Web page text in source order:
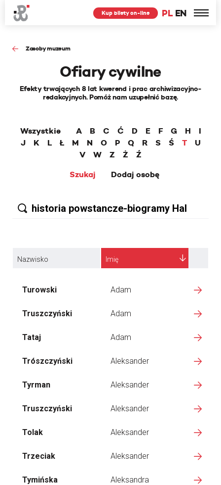
PL EN
Kup bilety on-line
Zasoby muzeum
Ofiary cywilne
Efekty trwających 8 lat kwerend i prac archiwizacyjno-
redakcyjnych. Pomóż nam uzupełnić bazę.
Wszystkie A B C Ć D E F G H
I
J
K L Ł M N O P Q R S Ś T
U
V
W Z Ż
Ź
Szukaj
Dodaj osobę
Nazwisko Imię
Turowski Adam
Truszczyński Adam
Tataj Adam
Trószczyński Aleksander
Tyrman Aleksander
Truszczyński Aleksander
Tolak Aleksander
Trzeciak Aleksander
Tymińska Aleksandra